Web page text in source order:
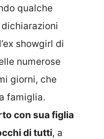
qualche
showgirl di
numerose
giorni, che
famiglia.
con sua figlia
di tutti, a